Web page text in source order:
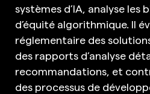
systèmes d’IA, analyse les
d’équité algorithmique. Il
réglementaire des
des rapports d’analyse
recommandations, et
des processus de